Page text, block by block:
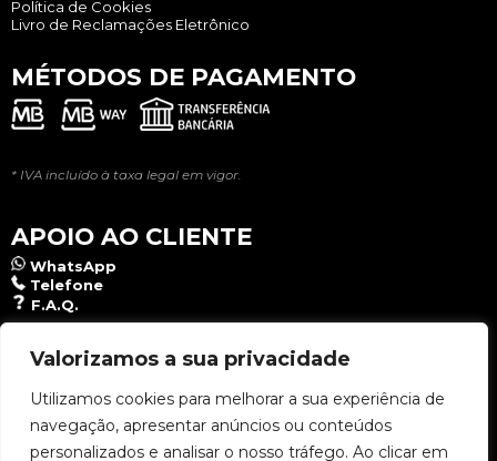
Valorizamos a sua privacidade
Utilizamos cookies para melhorar a sua experiência de
navegação, apresentar anúncios ou conteúdos
personalizados e analisar o nosso tráfego. Ao clicar em
Política de Cookies
Livro de Reclamações Eletrônico
MÉTODOS DE PAGAMENTO
* IVA incluído à taxa legal em vigor.
APOIO AO CLIENTE
WhatsApp
Telefone
F.A.Q.
NEWSLETTER
Aceito a Política de Privacidade